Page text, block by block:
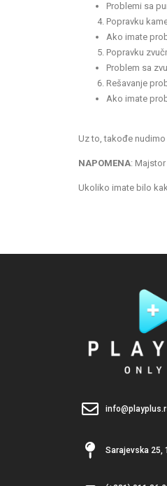
Problemi sa
Popravku
Ako imate
Popravku
Problem sa
Rešavanje
Ako imate
Uz to, takođe
NAPOMENA:
Ukoliko imate bilo
Sarajevska 25,